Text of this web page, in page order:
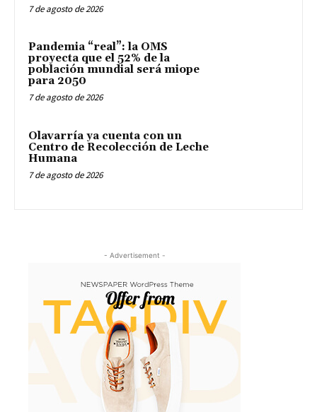
7 de agosto de 2026
Pandemia “real”: la OMS
proyecta que el 52% de la
población mundial será miope
para 2050
7 de agosto de 2026
Olavarría ya cuenta con un
Centro de Recolección de Leche
Humana
7 de agosto de 2026
- Advertisement -